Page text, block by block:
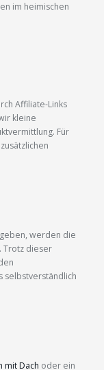
im heimischen
Affiliate-Links
kleine
Für
werden die
Trotz dieser
selbstverständlich
mit Dach oder ein